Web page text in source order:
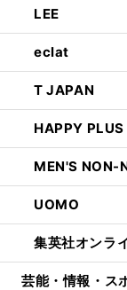
LEE
eclat
T JAPAN
HAPPY PLUS
MEN'S NON-
UOMO
集英社オンラ
芸能・情報・ス